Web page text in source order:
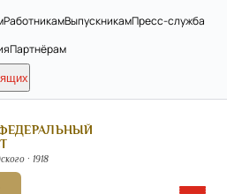
РаботникамВыпускникамПресс-служба
Партнёрам
· 1918